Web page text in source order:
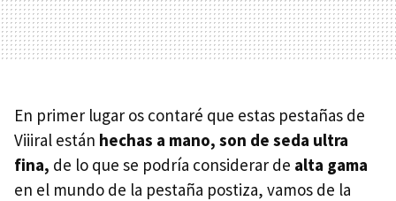
En primer lugar os contaré que estas pestañas de
Viiiral están hechas a mano, son de seda ultra
fina, de lo que se podría considerar de alta gama
en el mundo de la pestaña postiza, vamos de la